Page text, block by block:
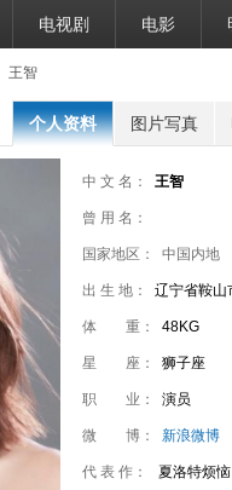
电视剧 电影
王智
个人资料 图片写真
中 文 名： 王智
曾 用 名：
国家地区： 中国内地
出 生 地： 辽宁省鞍山
体 重： 48KG
星 座： 狮子座
职 业： 演员
微 博： 新浪微博
代 表 作： 夏洛特烦恼